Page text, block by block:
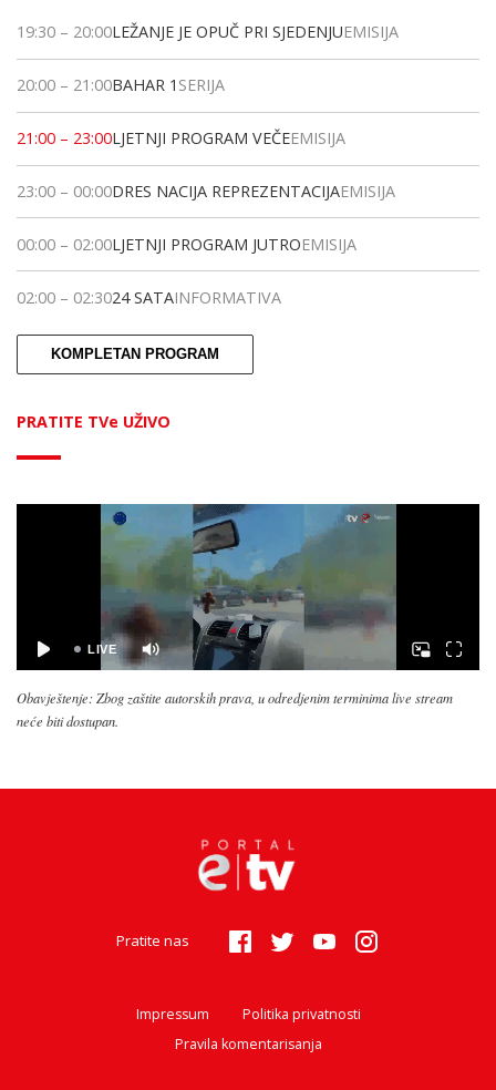
19:30 – 20:00LEŽANJE JE OPUČ PRI SJEDENJUEMISIJA
20:00 – 21:00BAHAR 1 SERIJA
21:00 – 23:00LJETNJI PROGRAM VEČEEMISIJA
23:00 – 00:00DRES NACIJA REPREZENTACIJAEMISIJA
00:00 – 02:00LJETNJI PROGRAM JUTROEMISIJA
02:00 – 02:3024 SATAINFORMATIVA
KOMPLETAN PROGRAM
PRATITE TVe UŽIVO
Obavještenje: Zbog zaštite autorskih prava, u odredjenim terminima live stream
neće biti dostupan.
Pratite nas
Impressum
Politika privatnosti
Pravila komentarisanja